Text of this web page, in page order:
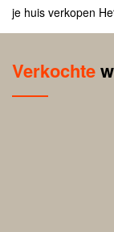
je huis verkopen
Verkochte